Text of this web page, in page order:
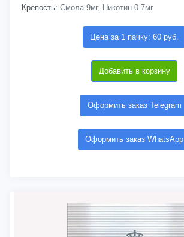
Крепость: Смола-9мг, Никотин-0.7мг
Цена за 1 пачку: 60 руб.
Добавить в корзину
Оформить заказ Telegram
Оформить заказ WhatsApp